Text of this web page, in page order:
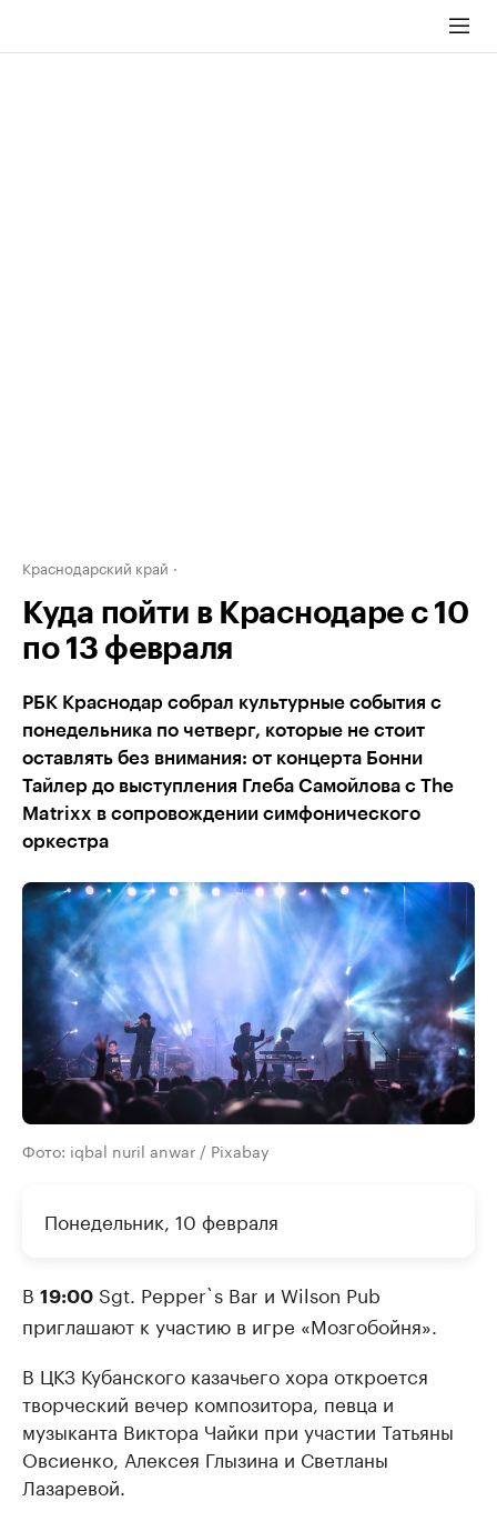
Краснодарский край
Куда пойти в Краснодаре с 10
по 13 февраля
РБК Краснодар собрал культурные события с
понедельника по четверг, которые не стоит
оставлять без внимания: от концерта Бонни
Тайлер до выступления Глеба Самойлова с The
Matrixx в сопровождении симфонического
оркестра
Фото: iqbal nuril anwar / Pixabay
Понедельник, 10 февраля
В 19:00 Sgt. Pepper`s Bar и Wilson Pub
приглашают к участию в игре «Мозгобойня».
В ЦКЗ Кубанского казачьего хора откроется
творческий вечер композитора, певца и
музыканта Виктора Чайки при участии Татьяны
Овсиенко, Алексея Глызина и Светланы
Лазаревой.